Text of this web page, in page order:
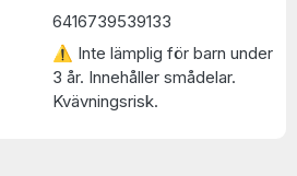
6416739539133
⚠ Inte lämplig för barn under
3 år. Innehåller smådelar.
Kvävningsrisk.